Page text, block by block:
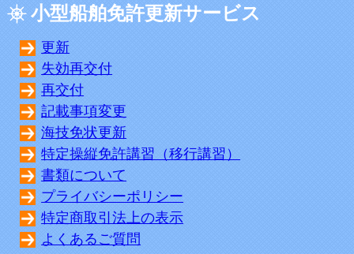
小型船舶免許更新サービス
更新
失効再交付
再交付
記載事項変更
海技免状更新
特定操縦免許講習（移行講習）
書類について
プライバシーポリシー
特定商取引法上の表示
よくあるご質問